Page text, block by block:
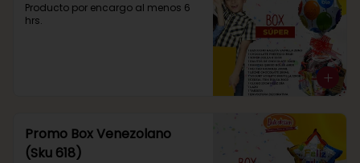
Producto por encargo al menos 6
hrs.
Promo Box Venezolano
(Sku 618)